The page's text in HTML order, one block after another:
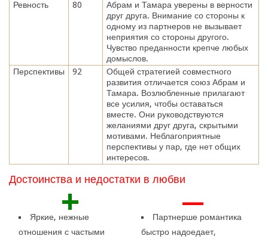
Ревность
80
Абрам и Тамара уверены в верности
друг друга. Внимание со стороны к
одному из партнеров не вызывает
неприятия со стороны другого.
Чувство преданности крепче любых
домыслов.
Перспективы
92
Общей стратегией совместного
развития отличается союз Абрам и
Тамара. Возлюбленные прилагают
все усилия, чтобы оставаться
вместе. Они руководствуются
желаниями друг друга, скрытыми
мотивами. Неблагоприятные
перспективы у пар, где нет общих
интересов.
Достоинства и недостатки в любви
+
Яркие, нежные
отношения с частыми
—
Партнерше романтика
быстро надоедает,